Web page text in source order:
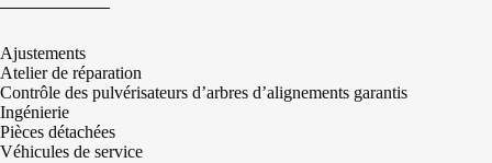
Ajustements
Atelier de réparation
Contrôle des pulvérisateurs d’arbres d’alignements garantis
Ingénierie
Pièces détachées
Véhicules de service